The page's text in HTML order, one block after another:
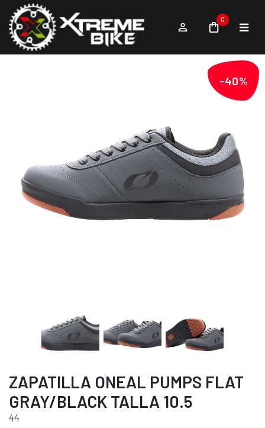
0
-40%
ZAPATILLA ONEAL PUMPS FLAT
GRAY/BLACK TALLA 10.5
44